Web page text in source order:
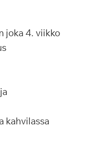
joka 4. viikko
kahvilassa